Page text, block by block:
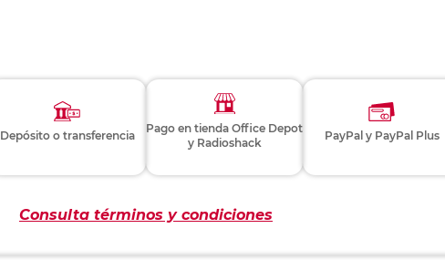
Depósito o transferencia
Pago en tienda Office Depot
y Radioshack
PayPal y PayPal Plus
Consulta términos y condiciones